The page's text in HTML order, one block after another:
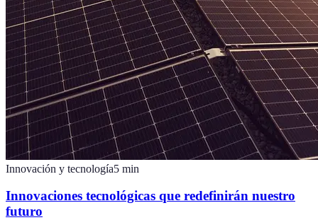
Innovación y tecnología5 min
Innovaciones tecnológicas que redefinirán nuestro
futuro